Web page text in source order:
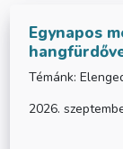
Egynapos
Témánk:
2026.